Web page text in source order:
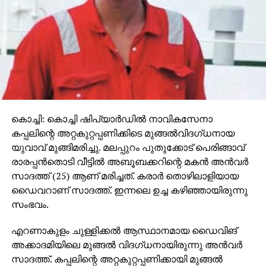
കന്നഡ, ഹിന്ദി എന്നീ അഞ്ച് ഭാഷകളിലാണ് ‘തുടരും’
സ്ട്രീം ചെയ്യുന്നത്.
കൊച്ചി: കൊച്ചി ഷിപ്‌യാര്‍ഡില്‍ നാവികസേനാ
കപ്പലിന്റെ അറ്റകുറ്റപ്പണിക്കിടെ മുങ്ങല്‍വിദഗ്ധനായ
യുവാവ് മുങ്ങിമരിച്ചു. മലപ്പുറം പുതുക്കോട് പെരിങ്ങാവ്
രാരപ്പന്‍തൊടി വീട്ടില്‍ അബൂബക്കറിന്റെ മകന്‍ അന്‍വര്‍
സാദത്ത് (25) ആണ് മരിച്ചത്. കരാര്‍ തൊഴിലാളിയായ
ഡൈവറാണ് സാദത്ത്. ഇന്നലെ ഉച്ച കഴിഞ്ഞായിരുന്നു
സംഭവം.
എറണാകുളം ചുള്ളിക്കല്‍ ആസ്ഥാനമായ ഡൈവിങ്
അക്കാദമിയിലെ മുങ്ങല്‍ വിദഗ്ധനായിരുന്നു അന്‍വര്‍
സാദത്ത്. കപ്പലിന്റെ അറ്റകുറ്റപ്പണിക്കായി മുങ്ങല്‍